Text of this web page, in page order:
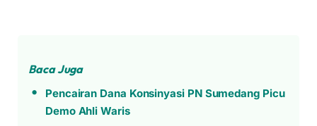
Baca Juga
Pencairan Dana Konsinyasi PN Sumedang Picu
Demo Ahli Waris